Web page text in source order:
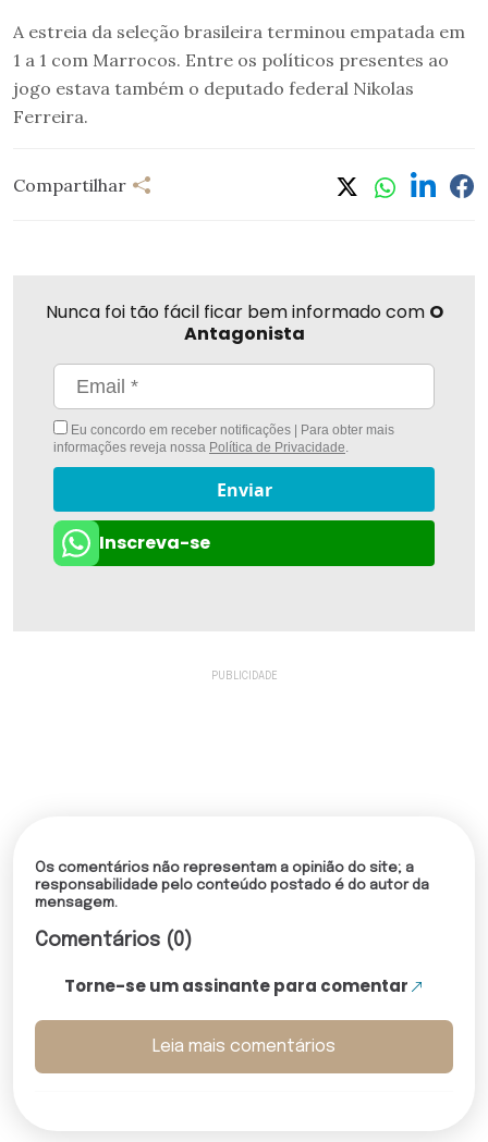
A estreia da seleção brasileira terminou empatada em
1 a 1 com Marrocos. Entre os políticos presentes ao
jogo estava também o deputado federal Nikolas
Ferreira.
Compartilhar
Nunca foi tão fácil ficar bem informado com O
Antagonista
Eu concordo em receber notificações | Para obter mais
informações reveja nossa Política de Privacidade.
Enviar
Inscreva-se
Os comentários não representam a opinião do site; a
responsabilidade pelo conteúdo postado é do autor da
mensagem.
Comentários (0)
Torne-se um assinante para comentar
Leia mais comentários